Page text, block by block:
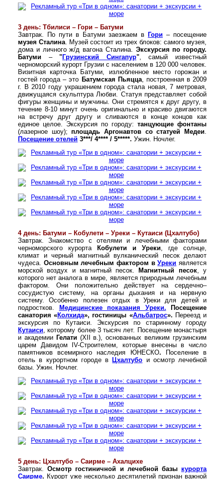
3 день: Тбилиси – Гори – Батуми
Завтрак. По пути в Батуми заезжаем в Гори – посещение
музея Сталина. Музей состоит из трех блоков: самого музея,
дома и личного ж/д вагона Сталина. Экскурсия по городу.
Батуми –"Грузинский Сингапур", самый известный
черноморский курорт Грузии с населением в 120 000 человек.
Визитная карточка Батуми, излюбленное место горожан и
гостей города – это Батумская Пьяцца, построенная в 2009
г. В 2010 году украшением города стала новая, 7 метровая,
движущаяся скульптура Любви. Статуя представляет собой
фигуры женщины и мужчины. Они стремятся к друг другу, в
течение 8-10 минут очень оригинально и красиво двигаются
на встречу друг другу и сливаются в конце концов как
единое целое. Экскурсия по городу: танцующие фонтаны
(лазерное шоу);площадь Аргонавтов со статуей Медеи.
Посещение отелей 3***/ 4**** / 5*****. Ужин. Ночлег.
4 день: Батуми – Кобулети – Уреки – Кутаиси (Цхалтубо)
Завтрак. Знакомство с отелями и лечебными факторами
черноморского курорта
Кобулети и Уреки, где солнце,
климат и черный магнитный вулканический песок делают
чудеса. Основным лечебным фактором вУреки является
морской воздух и магнитный песок.
Магнитный песок, у
которого нет аналога в мире, является природным лечебным
фактором. Они положительно действует на сердечно–
сосудистую систему, на органы дыхания и на нервную
систему. Особенно полезен отдых в Уреки для детей и
подростков.
Медицинские показания Уреки. Посещение
санатория «Колхида», гостиницы «Альбатрос». Переезд и
экскурсия по Кутаиси. Экскурсия по старинному городу
Кутаиси, которому более 3 тысяч лет. Посещение монастыря
и академии Гелати(XII в.), основанных великим грузинским
царем Давидом IV-Строителем, которые внесены в число
памятников всемирного наследия ЮНЕСКО. Поселение в
отель в курортном городе в Цхалтубо и осмотр лечебной
базы. Ужин. Ночлег.
5 день: Цхалтубо – Саирме – Ахалцихе
Завтрак.Осмотр гостиничной и лечебной базыкурорта
Саирме. Курорт уже несколько десятилетий признан важной